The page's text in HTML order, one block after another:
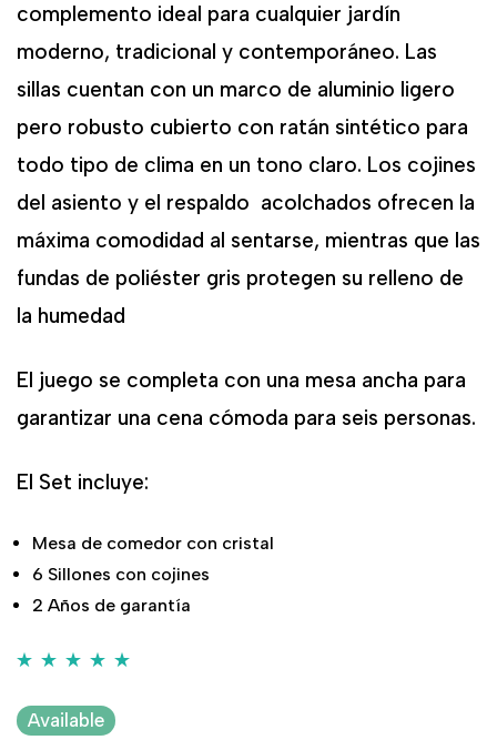
complemento ideal para cualquier jardín
moderno, tradicional y contemporáneo. Las
sillas cuentan con un marco de aluminio ligero
pero robusto cubierto con ratán sintético para
todo tipo de clima en un tono claro. Los cojines
del asiento y el respaldo acolchados ofrecen la
máxima comodidad al sentarse, mientras que las
fundas de poliéster gris protegen su relleno de
la humedad
El juego se completa con una mesa ancha para
garantizar una cena cómoda para seis personas.
El Set incluye:
Mesa de comedor con cristal
6 Sillones con cojines
2 Años de garantía
5.00de 5 en
Available